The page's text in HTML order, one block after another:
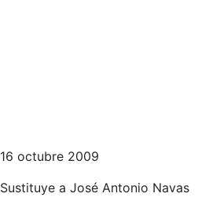
16 octubre 2009
Sustituye a José Antonio Navas